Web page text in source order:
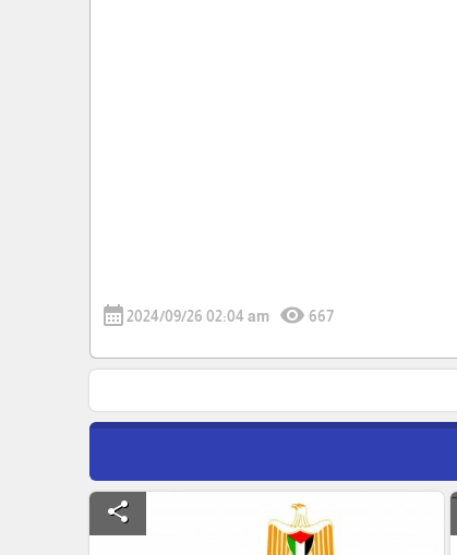
calendar_month2024/09/26 02:04 am visibility 667
share